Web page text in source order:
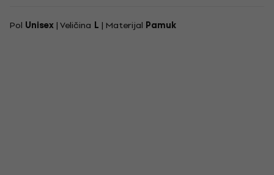
Pol Unisex | Veličina L | Materijal Pamuk